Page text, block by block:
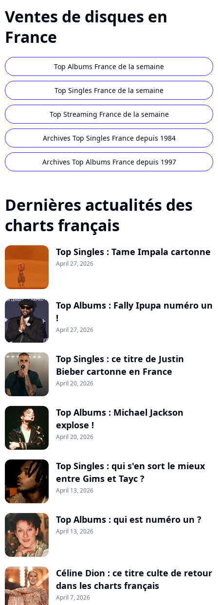
Ventes de disques en
France
Top Albums France de la semaine
Top Singles France de la semaine
Top Streaming France de la semaine
Archives Top Singles France depuis 1984
Archives Top Albums France depuis 1997
Dernières actualités des
charts français
Top Singles : Tame Impala cartonne
April 27, 2026
Top Albums : Fally Ipupa numéro un
!
April 27, 2026
Top Singles : ce titre de Justin
Bieber cartonne en France
April 20, 2026
Top Albums : Michael Jackson
explose !
April 20, 2026
Top Singles : qui s'en sort le mieux
entre Gims et Tayc ?
April 13, 2026
Top Albums : qui est numéro un ?
April 13, 2026
Céline Dion : ce titre culte de retour
dans les charts français
April 7, 2026